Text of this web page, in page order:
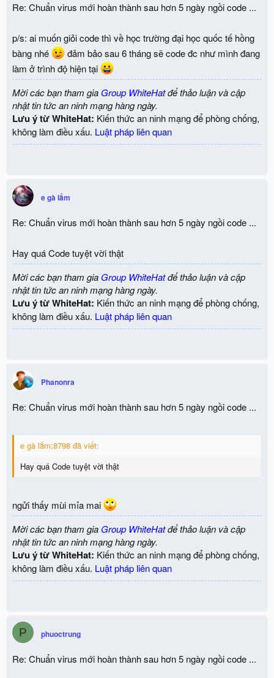
Re: Chuẩn virus mới hoàn thành sau hơn 5 ngày ngồi code ...
p/s: ai muốn giỏi code thì về học trường đại học quốc tế hồng
bàng nhé
đảm bảo sau 6 tháng sẽ code đc như mình đang
làm ở trình độ hiện tại
Mời các bạn tham gia Group WhiteHatđể thảo luận và cập
nhật tin tức an ninh mạng hàng ngày.
Lưu ý từ WhiteHat: Kiến thức an ninh mạng để phòng chống,
không làm điều xấu. Luật pháp liên quan
e gà lắm
Re: Chuẩn virus mới hoàn thành sau hơn 5 ngày ngồi code ...
Hay quá Code tuyệt vời thật
Mời các bạn tham gia Group WhiteHatđể thảo luận và cập
nhật tin tức an ninh mạng hàng ngày.
Lưu ý từ WhiteHat: Kiến thức an ninh mạng để phòng chống,
không làm điều xấu. Luật pháp liên quan
Phanonra
Re: Chuẩn virus mới hoàn thành sau hơn 5 ngày ngồi code ...
e gà lắm;8798 đã viết:
Hay quá Code tuyệt vời thật
ngửi thấy mùi mỉa mai
Mời các bạn tham gia Group WhiteHatđể thảo luận và cập
nhật tin tức an ninh mạng hàng ngày.
Lưu ý từ WhiteHat: Kiến thức an ninh mạng để phòng chống,
không làm điều xấu. Luật pháp liên quan
P phuoctrung
Re: Chuẩn virus mới hoàn thành sau hơn 5 ngày ngồi code ...